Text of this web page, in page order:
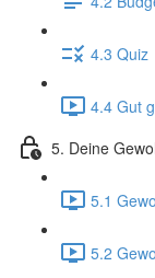
4.3 Quiz
4.4 Gut
5. Deine
5.1
5.2